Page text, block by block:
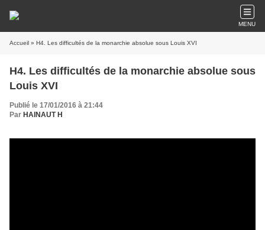
MENU
Accueil » H4. Les difficultés de la monarchie absolue sous Louis XVI
H4. Les difficultés de la monarchie absolue sous
Louis XVI
Publié le 17/01/2016 à 21:44
Par HAINAUT H